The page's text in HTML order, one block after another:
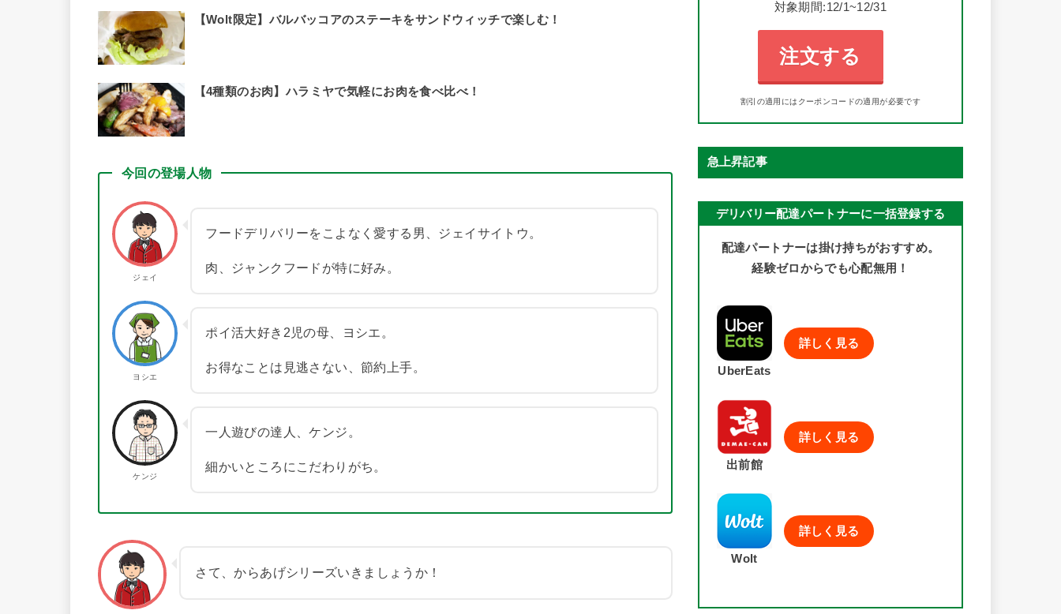
【Wolt限定】バルバッコアのステーキをサンドウィッチで楽しむ！
【4種類のお肉】ハラミヤで気軽にお肉を食べ比べ！
今回の登場人物
ジェイ
フードデリバリーをこよなく愛する男、ジェイサイトウ。
肉、ジャンクフードが特に好み。
ヨシエ
ポイ活大好き2児の母、ヨシエ。
お得なことは見逃さない、節約上手。
ケンジ
一人遊びの達人、ケンジ。
細かいところにこだわりがち。
さて、からあげシリーズいきましょうか！
対象期間:12/1~12/31
注文する
割引の適用にはクーポンコードの適用が必要です
急上昇記事
デリバリー配達パートナーに一括登録する
配達パートナーは掛け持ちがおすすめ。
経験ゼロからでも心配無用！
UberEats
詳しく見る
出前館
詳しく見る
Wolt
詳しく見る